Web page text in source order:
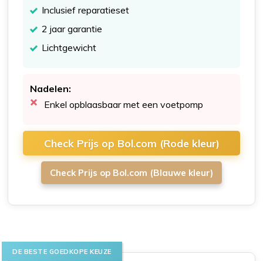
Inclusief reparatieset
2 jaar garantie
Lichtgewicht
Nadelen:
Enkel opblaasbaar met een voetpomp
Check Prijs op Bol.com (Rode kleur)
Check Prijs op Bol.com (Blauwe kleur)
DE BESTE GOEDKOPE KEUZE